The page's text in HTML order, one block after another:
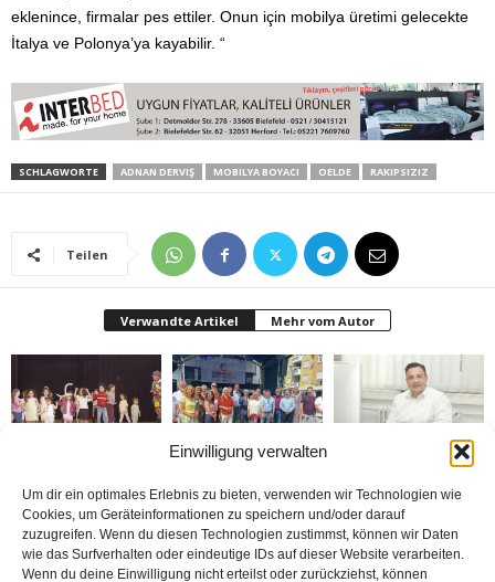
Einwilligung verwalten
Um dir ein optimales Erlebnis zu bieten, verwenden wir Technologien wie
Cookies, um Geräteinformationen zu speichern und/oder darauf
zuzugreifen. Wenn du diesen Technologien zustimmst, können wir Daten
wie das Surfverhalten oder eindeutige IDs auf dieser Website verarbeiten.
Wenn du deine Einwilligung nicht erteilst oder zurückziehst, können
eklenince, firmalar pes ettiler. Onun için mobilya üretimi gelecekte
İtalya ve Polonya’ya kayabilir. “
SCHLAGWORTE ADNAN DERVIŞ MOBILYA BOYACI OELDE RAKIPSIZIZ
Teilen
Verwandte Artikel Mehr vom Autor
Festivali yapıldı
Yabancılar Haftası
donduruldu